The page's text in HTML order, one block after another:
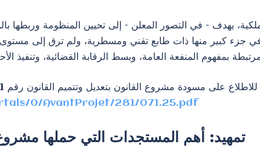
يهدف – في التصور المعلن – إلى تحيين المنظومة وربطها
في جزء كبير منها ذات طابع تقني ومسطرية، ولم ترق إلى مستوى
للاطلاع على مسودة مشروع القانون بتعديل وتتميم القانون رقم 7.81 على موقع الأمانة العامة للحكومة
0/AvantProjet/281/071.25.pdf
تمهيد: أهم المستجدات التي حملها